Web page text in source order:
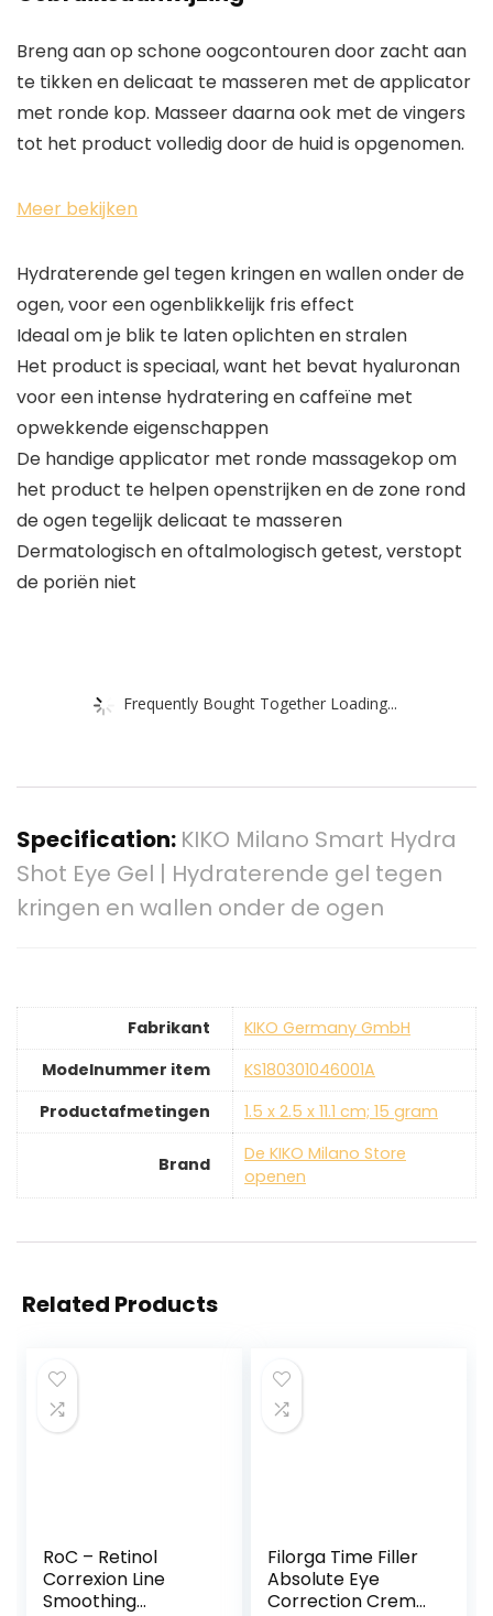
Breng aan op schone oogcontouren door zacht aan
te tikken en delicaat te masseren met de applicator
met ronde kop. Masseer daarna ook met de vingers
tot het product volledig door de huid is opgenomen.
Meer bekijken
Hydraterende gel tegen kringen en wallen onder de
ogen, voor een ogenblikkelijk fris effect
Ideaal om je blik te laten oplichten en stralen
Het product is speciaal, want het bevat hyaluronan
voor een intense hydratering en caffeïne met
opwekkende eigenschappen
De handige applicator met ronde massagekop om
het product te helpen openstrijken en de zone rond
de ogen tegelijk delicaat te masseren
Dermatologisch en oftalmologisch getest, verstopt
de poriën niet
Frequently Bought Together Loading...
Specification: KIKO Milano Smart Hydra
Shot Eye Gel | Hydraterende gel tegen
kringen en wallen onder de ogen
Fabrikant
‎KIKO Germany GmbH
Modelnummer item
‎KS180301046001A
Productafmetingen
‎1.5 x 2.5 x 11.1 cm; 15 gram
Brand
De KIKO Milano Store
openen
Related Products
RoC – Retinol
Correxion Line
Smoothing
Filorga Time Filler
Absolute Eye
Correction Creme,